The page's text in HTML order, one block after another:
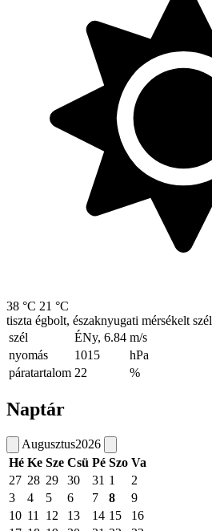
38 °C 21 °C
tiszta égbolt, északnyugati mérsékelt szél
szél
ÉNy, 6.84 m/s
nyomás
1015
hPa
páratartalom 22 %
Naptár
Augusztus2026
Hé Ke Sze Csü Pé Szo Va
27 28 29 30 31 1
2
3
4 5 6 7 8
9
10 11 12 13 14 15
16